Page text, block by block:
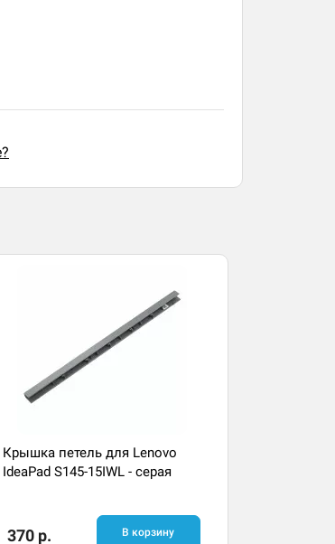
Крышка петель для Lenovo
IdeaPad S145-15IWL - серая
370 р. В корзину